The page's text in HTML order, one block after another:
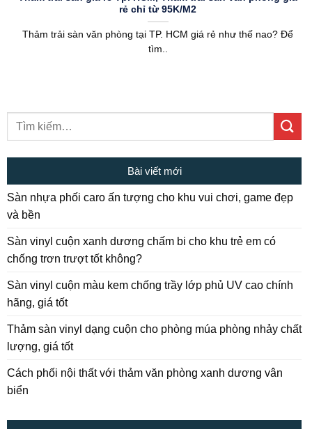
rẻ chỉ từ 95K/M2
Thảm trải sàn văn phòng tại TP. HCM giá rẻ như thế nao? Để
tìm..
Bài viết mới
Sàn nhựa phối caro ấn tượng cho khu vui chơi, game đẹp
và bền
Sàn vinyl cuộn xanh dương chấm bi cho khu trẻ em có
chống trơn trượt tốt không?
Sàn vinyl cuộn màu kem chống trầy lớp phủ UV cao chính
hãng, giá tốt
Thảm sàn vinyl dạng cuộn cho phòng múa phòng nhảy chất
lượng, giá tốt
Cách phối nội thất với thảm văn phòng xanh dương vân
biển